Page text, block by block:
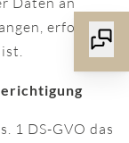
erfolgt es
1 DS-GVO das